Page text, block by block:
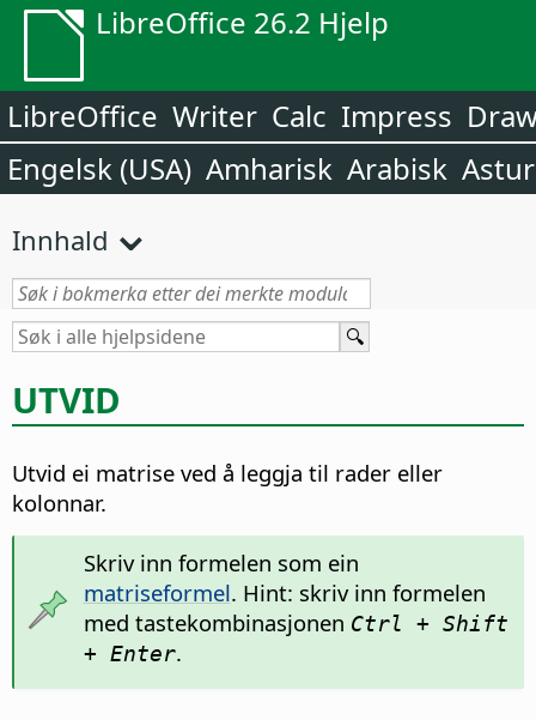
LibreOffice 26.2 Hjelp
LibreOffice Writer Calc Impress
Engelsk (USA) Amharisk Arabisk
Innhald
UTVID
Utvid ei matrise ved å leggja til rader eller
kolonnar.
Skriv inn formelen som ein
matriseformel. Hint: skriv inn formelen
med tastekombinasjonen Ctrl + Shift
+ Enter.